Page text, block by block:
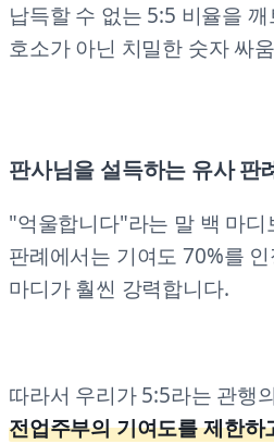
납득할 수 없는 5:5 비율을
호소가 아닌 치밀한 숫자 싸
판사님을 설득하는 유사 판
"억울합니다"라는 말 백 마
판례에서는 기여도 70%를
마디가 훨씬 강력합니다.
따라서 우리가 5:5라는 관행
전업주부의 기여도를 제한하